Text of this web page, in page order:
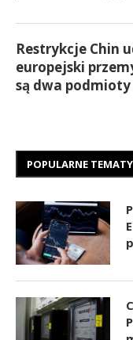
Restrykcje Chin
europejski
są dwa podmioty
POPULARNE TEMATY